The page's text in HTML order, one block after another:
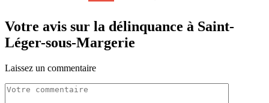
Votre avis sur la délinquance à Saint-
Léger-sous-Margerie
Laissez un commentaire